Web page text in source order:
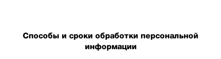
Способы и сроки обработки персональной
информации